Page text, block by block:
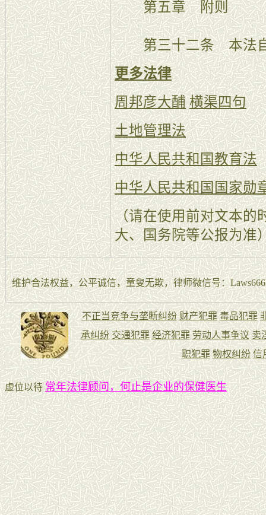
第五章 附则
第三十二条 本法自
更多法律
周邦彦大酺 横渠四句
土地管理法
中华人民共和国教育法
中华人民共和国国家勋
（请在使用前对文本的
大、国务院等公报为准
维护合法权益，公平诚信，童叟无欺，律师微信号：
虚位以待常年法律顾问，何止是企业的保健医生